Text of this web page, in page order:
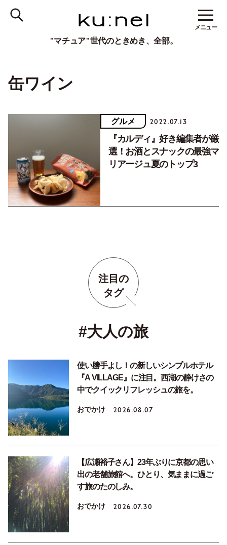
"マチュア"世代のときめき、全部。
メニュー
缶ワイン
グルメ 2022.07.13
『カルディ』好き編集者が厳
選！お酒とスナックの最強マ
リアージュ夏のトップ3
注目の
タグ
#大人の旅
使い勝手よし！の新しいシンプルホテル
『A VILLAGE』に注目。西湖の静けさの
中でクイックリフレッシュの旅を。
おでかけ 2026.08.07
【広瀬裕子さん】23年ぶりに京都の思い
出の老舗旅館へ。ひとり、気ままに過ご
す旅のたのしみ。
おでかけ 2026.07.30